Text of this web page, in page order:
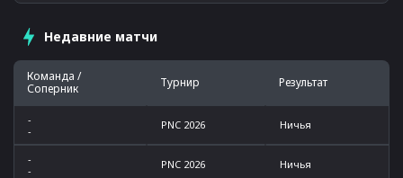
Недавние матчи
Команда /
Соперник
Турнир Результат
-
-
PNC 2026 Ничья
-
-
PNC 2026 Ничья